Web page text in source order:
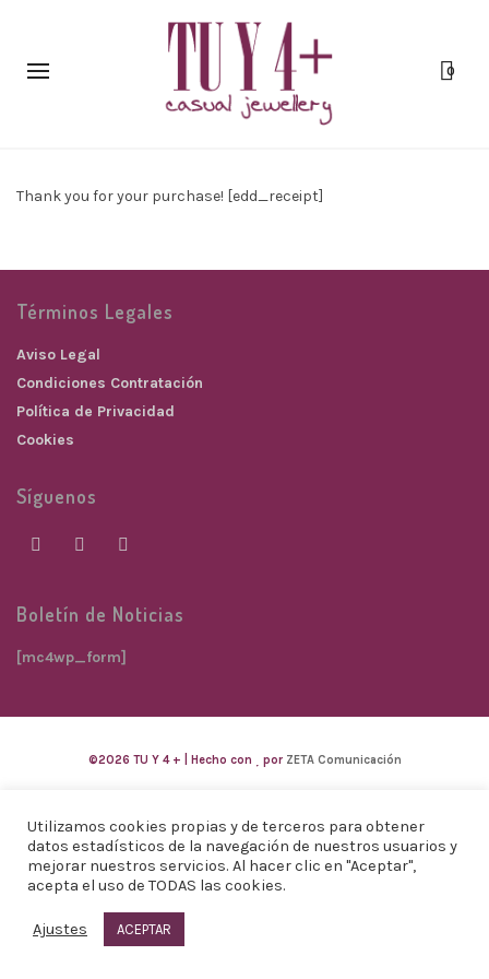
0
Thank you for your purchase! [edd_receipt]
Términos Legales
Aviso Legal
Condiciones Contratación
Política de Privacidad
Cookies
Síguenos
Boletín de Noticias
[mc4wp_form]
©2026 TU Y 4 + | Hecho con por ZETA Comunicación
Utilizamos cookies propias y de terceros para obtener
datos estadísticos de la navegación de nuestros usuarios y
mejorar nuestros servicios. Al hacer clic en "Aceptar",
acepta el uso de TODAS las cookies.
Ajustes ACEPTAR